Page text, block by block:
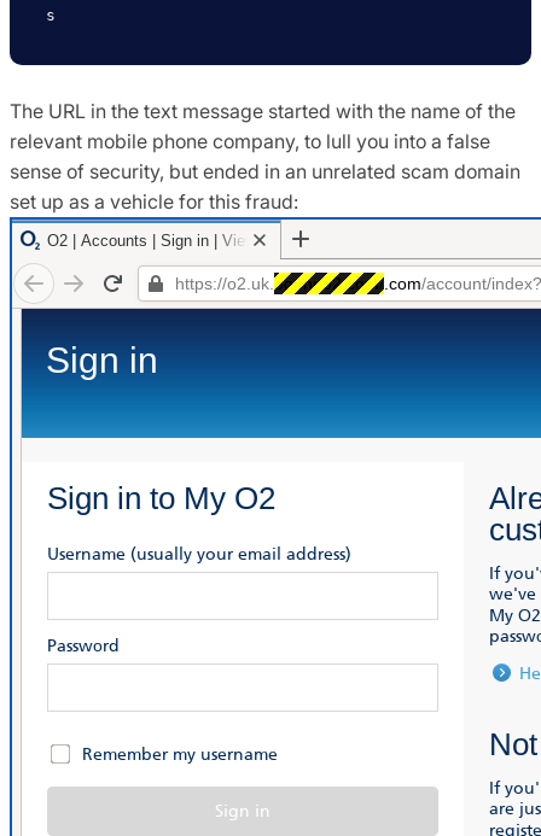
The URL in the text message started with the name of the
relevant mobile phone company, to lull you into a false
sense of security, but ended in an unrelated scam domain
set up as a vehicle for this fraud: